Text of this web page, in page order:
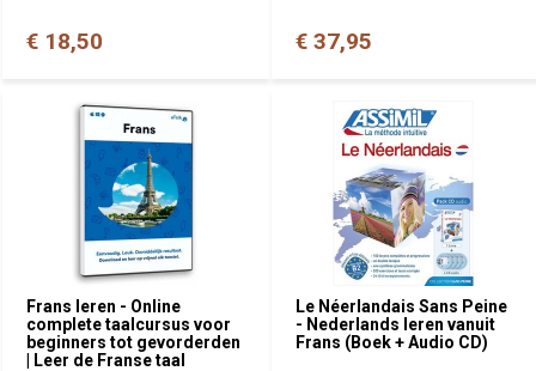
€ 18,50 € 37,95
Frans leren - Online
complete taalcursus voor
beginners tot gevorderden
| Leer de Franse taal
Le Néerlandais Sans Peine
- Nederlands leren vanuit
Frans (Boek + Audio CD)